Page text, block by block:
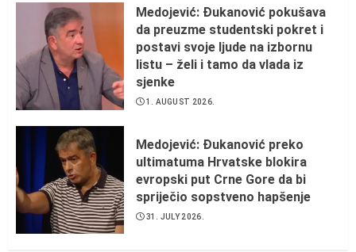
Medojević: Đukanović pokušava
da preuzme studentski pokret i
postavi svoje ljude na izbornu
listu – želi i tamo da vlada iz
sjenke
1. AUGUST 2026.
Medojević: Đukanović preko
ultimatuma Hrvatske blokira
evropski put Crne Gore da bi
spriječio sopstveno hapšenje
31. JULY 2026.